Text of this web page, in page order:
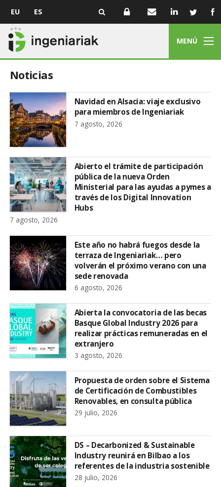
EU ES
MENÚ
Noticias
Navidad en Alsacia: viaje exclusivo
para miembros de Ingeniariak
7 agosto, 2026
Abierto el trámite de participación
pública de la nueva Orden
Ministerial para las ayudas a pymes a
través de los Digital Innovation
Hubs
7 agosto, 2026
Este año no habrá fuegos desde la
terraza de Ingeniariak… pero
volverán el próximo verano con una
sede renovada
6 agosto, 2026
Abierta la convocatoria de las becas
Basque Global Industry 2026 para
realizar prácticas remuneradas en el
extranjero
3 agosto, 2026
Propuesta de orden sobre el Sistema
de Certificación de Combustibles
Renovables, en consulta pública
29 julio, 2026
DS – Decarbonized & Sustainable
Industry reunirá en Bilbao a los
referentes de la industria sostenible
28 julio, 2026